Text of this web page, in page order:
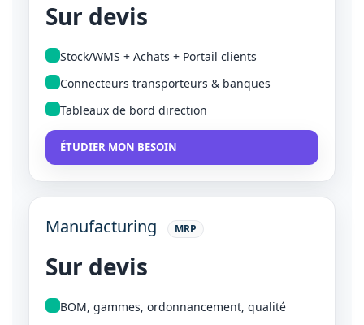
Sur devis
Stock/WMS + Achats + Portail clients
Connecteurs transporteurs & banques
Tableaux de bord direction
ÉTUDIER MON BESOIN
Manufacturing MRP
Sur devis
BOM, gammes, ordonnancement, qualité